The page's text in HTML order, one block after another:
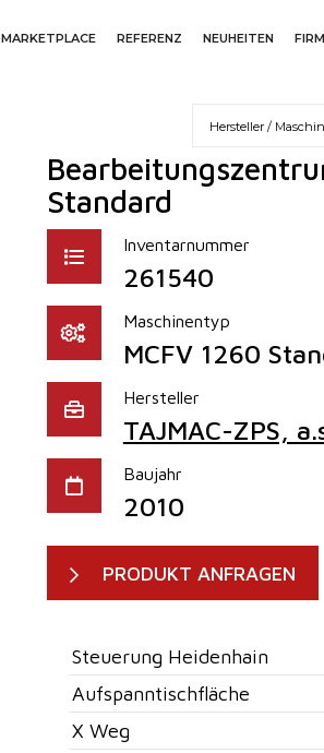
MARKETPLACE REFERENZ NEUHEITEN
Standard
Inventarnummer
261540
Maschinentyp
MCFV 1260
Hersteller
TAJMAC-ZPS,
Baujahr
2010
PRODUKT ANFRAGEN
Steuerung Heidenhain
Aufspanntischfläche
X Weg